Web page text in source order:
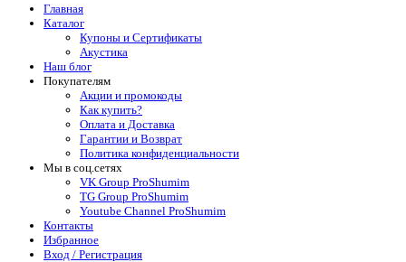
Главная
Каталог
Купоны и Сертификаты
Акустика
Наш блог
Покупателям
Акции и промокоды
Как купить?
Оплата и Доставка
Гарантии и Возврат
Политика конфиденциальности
Мы в соц.сетях
VK Group ProShumim
TG Group ProShumim
Youtube Channel ProShumim
Контакты
Избранное
Вход / Регистрация